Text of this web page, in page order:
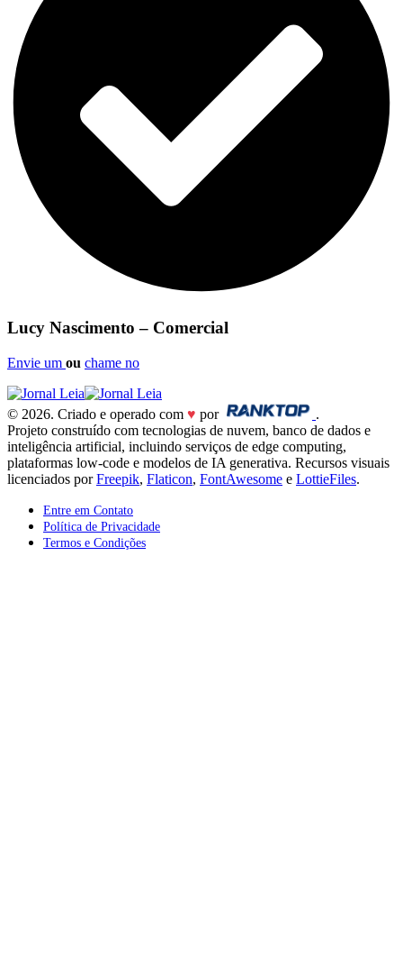
Lucy Nascimento – Comercial
Envie um ou chame no
© 2026. Criado e operado com ♥ por
.
Projeto construído com tecnologias de nuvem, banco de dados e
inteligência artificial, incluindo serviços de edge computing,
plataformas low-code e modelos de IA generativa. Recursos visuais
licenciados porFreepik, Flaticon, FontAwesome e LottieFiles.
Entre em Contato
Política de Privacidade
Termos e Condições